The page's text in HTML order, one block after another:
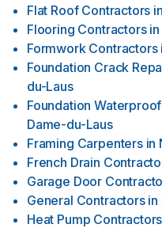
Flat Roof Contractors in
Flooring Contractors in
Formwork Contractors
Foundation Crack
du-Laus
Foundation
Dame-du-Laus
Framing Carpenters in
French Drain
Garage Door
General Contractors in
Heat Pump Contractors